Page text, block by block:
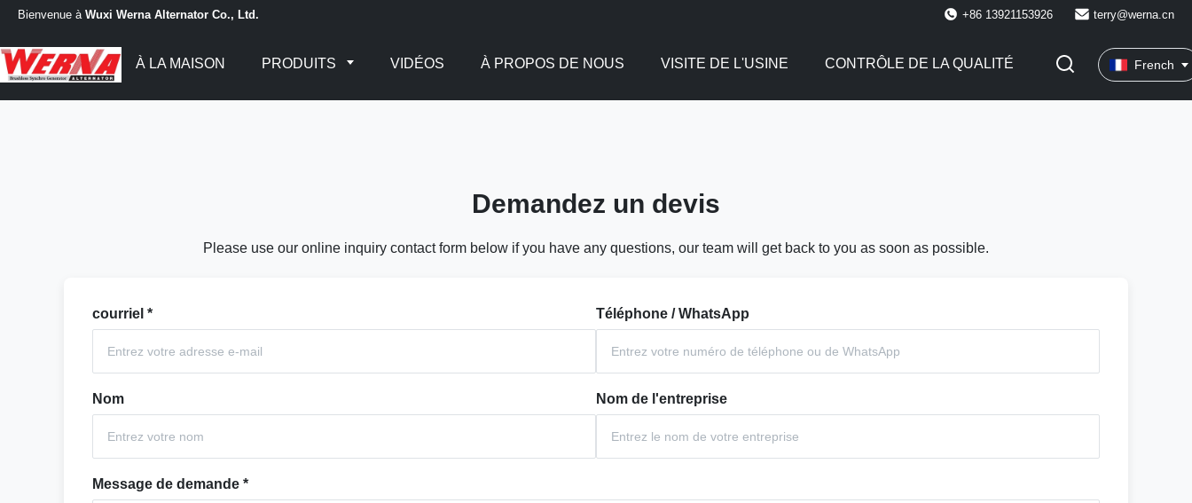
Bienvenue à Wuxi Werna Alternator Co., Ltd. +86 13921153926 terry@werna.cn
À LA MAISON PRODUITS VIDÉOS À PROPOS DE NOUS VISITE DE L'USINE CONTRÔLE DE LA QUALITÉ French
Demandez un devis
Please use our online inquiry contact form below if you have any questions, our team will get back to you as soon as possible.
courriel * Téléphone / WhatsApp
Nom Nom de l'entreprise
Message de demande *